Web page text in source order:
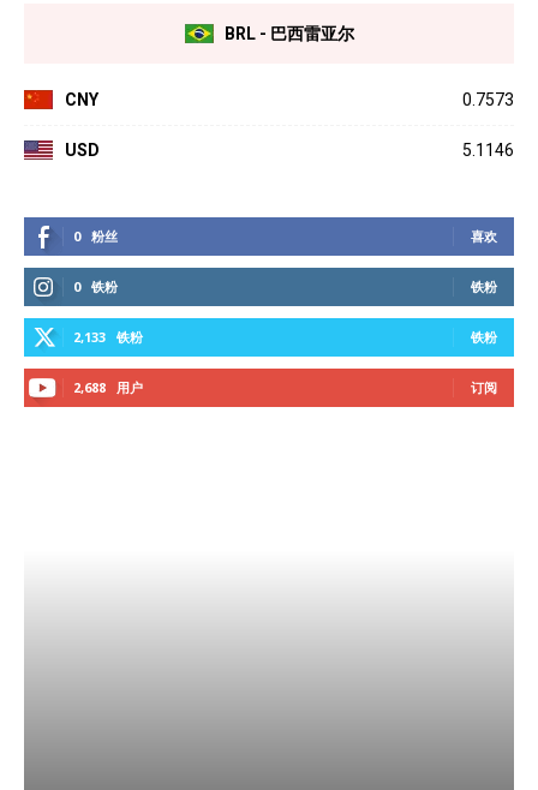
BRL - 巴西雷亚尔
CNY 0.7573
USD 5.1146
0 粉丝 喜欢
0 铁粉 铁粉
2,133 铁粉 铁粉
2,688 用户 订阅